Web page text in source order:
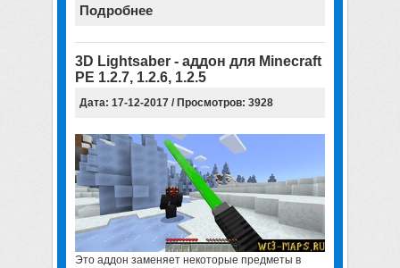
Подробнее
3D Lightsaber - аддон для Minecraft
PE 1.2.7, 1.2.6, 1.2.5
Дата: 17-12-2017 / Просмотров: 3928
Это аддон заменяет некоторые предметы в